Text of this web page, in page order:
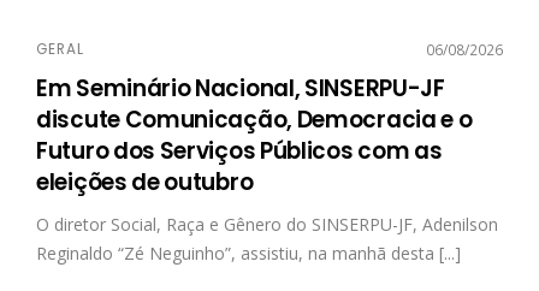
GERAL 06/08/2026
Em Seminário Nacional, SINSERPU-JF
discute Comunicação, Democracia e o
Futuro dos Serviços Públicos com as
eleições de outubro
O diretor Social, Raça e Gênero do SINSERPU-JF, Adenilson
Reginaldo “Zé Neguinho”, assistiu, na manhã desta [...]